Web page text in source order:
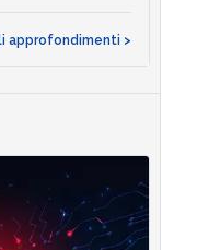
approfondimenti >